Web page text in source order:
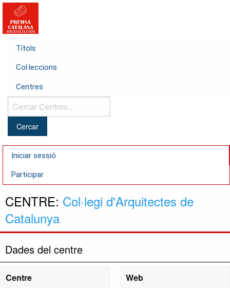
Títols
Col·leccions
Centres
Cercar
Centres...
Iniciar sessió
Participar
CENTRE: Col·legi d'Arquitectes de
Catalunya
Dades del centre
Centre
Web